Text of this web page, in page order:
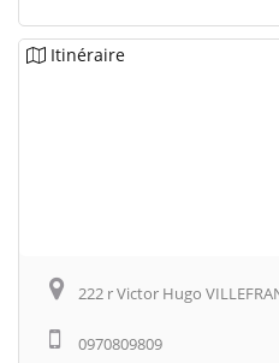
Itinéraire
222 r Victor Hugo
0970809809